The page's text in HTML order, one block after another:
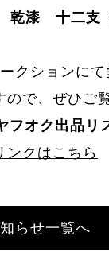
乾漆 十二支
クションにて
で、ぜひご
フオク出品リ
ンクはこちら
らせ一覧へ